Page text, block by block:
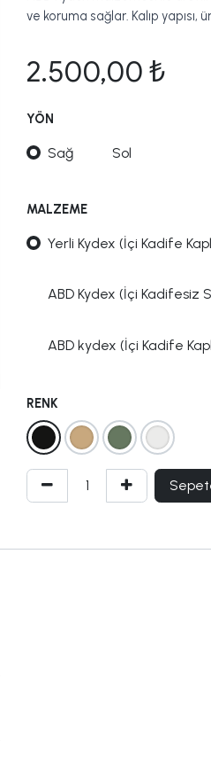
ve koruma sağlar. Kalıp
2.500,00 ₺
YÖN
Sağ Sol
MALZEME
Yerli Kydex (İçi Kadife
ABD Kydex (İçi Kadifesiz
ABD kydex (İçi Kadife
RENK